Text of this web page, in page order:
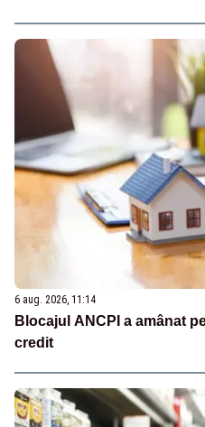
6 aug. 2026, 11:14
Blocajul ANCPI a amânat
credit